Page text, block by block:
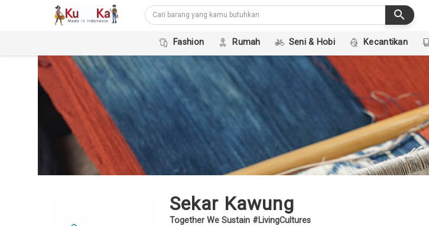
search
Fashion Rumah Seni & Hobi Kecantikan
Sekar Kawung
Together We Sustain #LivingCultures